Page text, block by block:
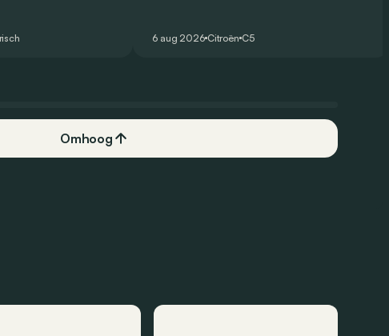
dat ook gelukt?
6 aug 2026 Citroën C5
Omhoog